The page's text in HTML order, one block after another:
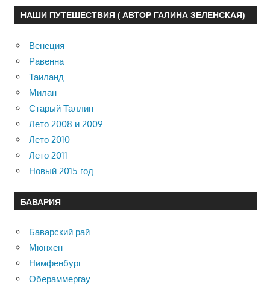
НАШИ ПУТЕШЕСТВИЯ ( АВТОР ГАЛИНА ЗЕЛЕНСКАЯ)
Венеция
Равенна
Таиланд
Милан
Старый Таллин
Лето 2008 и 2009
Лето 2010
Лето 2011
Новый 2015 год
БАВАРИЯ
Баварский рай
Мюнхен
Нимфенбург
Обераммергау